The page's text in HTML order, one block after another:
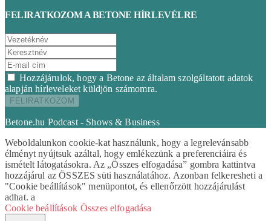
FELIRATKOZOM A BETONE HÍRLEVÉLRE
Hozzájárulok, hogy a Betone az általam szolgáltatott adatok
alapján hírleveleket küldjön számomra.
Betone.hu Podcast - Shows & Business
Weboldalunkon cookie-kat használunk, hogy a legrelevánsabb
élményt nyújtsuk azáltal, hogy emlékezünk a preferenciáira és
ismételt látogatásokra. Az „Összes elfogadása” gombra kattintva
hozzájárul az ÖSSZES süti használatához. Azonban felkeresheti a
"Cookie beállítások" menüpontot, és ellenőrzött hozzájárulást
adhat. a
Cookie beállítások Összes elfogadása